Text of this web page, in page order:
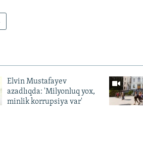
Elvin Mustafayev
azadlıqda: 'Milyonluq yox,
minlik korrupsiya var'